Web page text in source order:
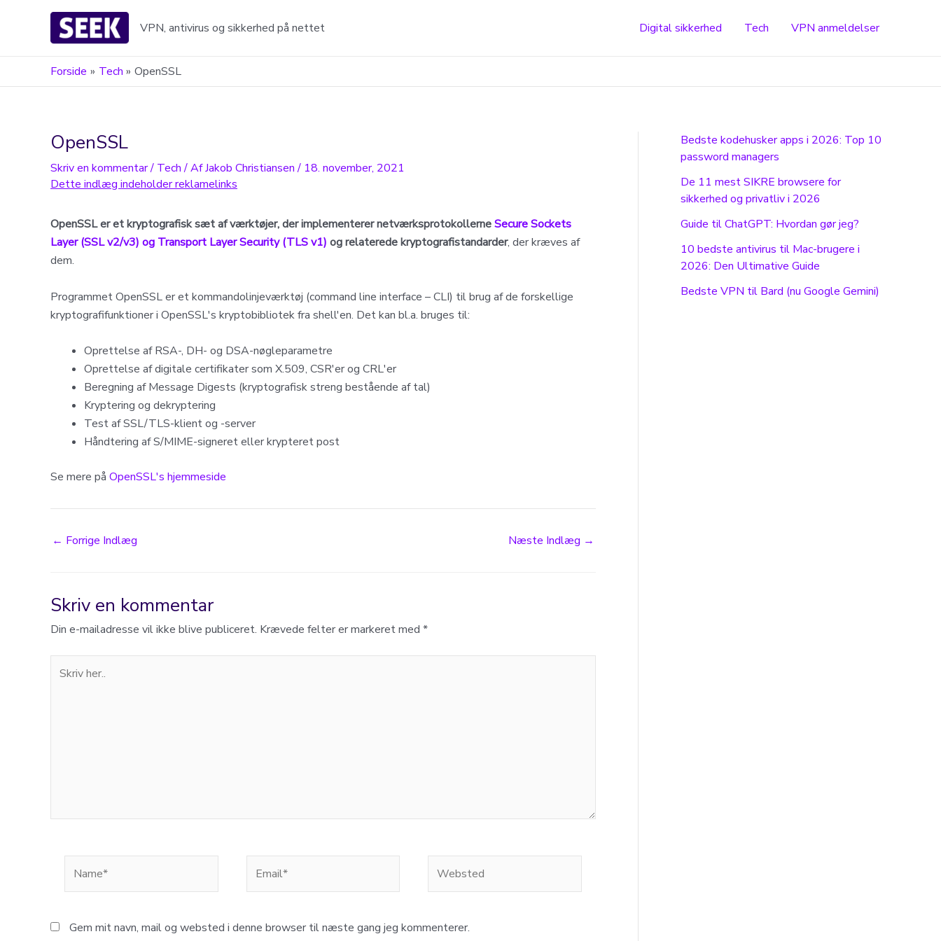
VPN, antivirus og sikkerhed på nettet Digital sikkerhed Tech VPN anmeldelser
Forside Tech OpenSSL
OpenSSL
Skriv en kommentar/ Tech/ AfJakob Christiansen/ 18. november, 2021
OpenSSL er et kryptografisk sæt af værktøjer, der implementerer netværksprotokollerneSecure Sockets
Layer (SSL v2/v3) og Transport Layer Security (TLS v1) og relaterede kryptografistandarder, der kræves af
dem.
Programmet OpenSSL er et kommandolinjeværktøj (command line interface – CLI) til brug af de forskellige
kryptografifunktioner i OpenSSL's kryptobibliotek fra shell'en. Det kan bl.a. bruges til:
Oprettelse af RSA-, DH- og DSA-nøgleparametre
Oprettelse af digitale certifikater som X.509, CSR'er og CRL'er
Beregning af Message Digests (kryptografisk streng bestående af tal)
Kryptering og dekryptering
Test af SSL/TLS-klient og -server
Håndtering af S/MIME-signeret eller krypteret post
Se mere på OpenSSL's hjemmeside
Post
← Forrige Indlæg Næste Indlæg →
Skriv en kommentar
Din e-mailadresse vil ikke blive publiceret. Krævede felter er markeret med *
her..
Gem mit navn, mail og websted i denne browser til næste gang jeg kommenterer.
Bedste kodehusker apps i 2026: Top 10
password managers
De 11 mest SIKRE browsere for
sikkerhed og privatliv i 2026
Guide til ChatGPT: Hvordan gør jeg?
10 bedste antivirus til Mac-brugere i
2026: Den Ultimative Guide
Bedste VPN til Bard (nu Google Gemini)